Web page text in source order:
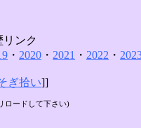
リンク
・ 2020 ・ 2021 ・ 2022 ・
ぎ拾い]]
ロードして下さい)